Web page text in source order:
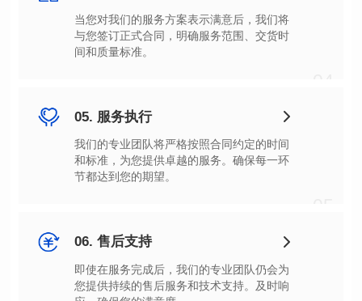
间和质量标准。
05. 服务执行
节都达到您的期望。
06. 售后支持